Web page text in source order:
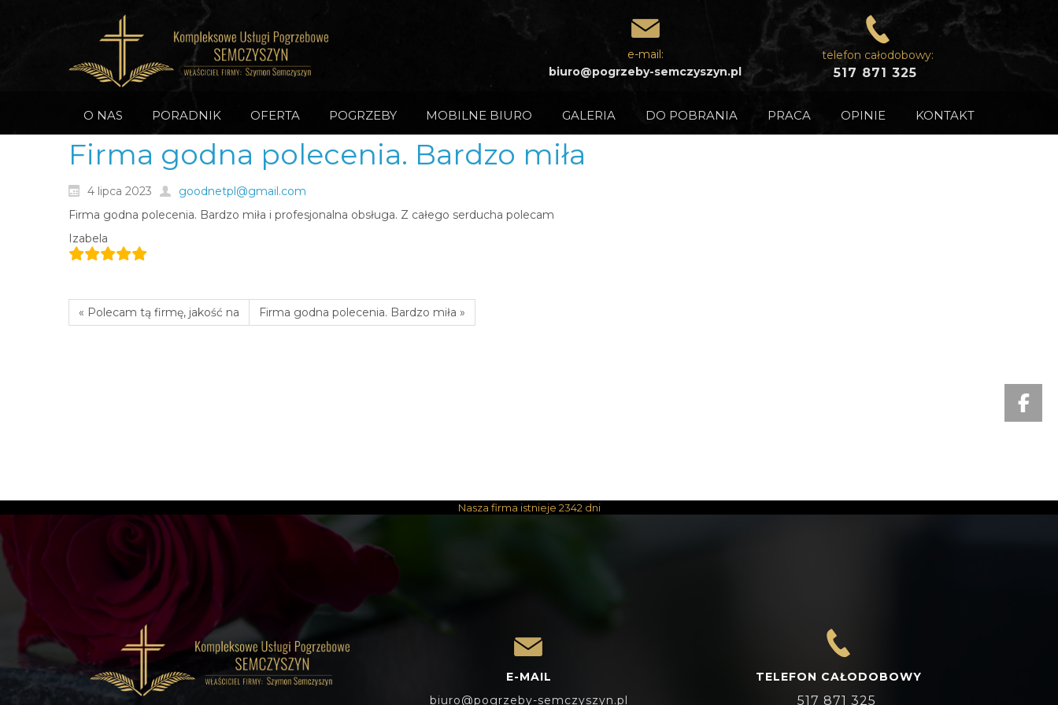
e-mail:
biuro@pogrzeby-semczyszyn.pl
telefon całodobowy:
517 871 325
O NAS PORADNIK OFERTA POGRZEBY MOBILNE BIURO GALERIA DO POBRANIA PRACA OPINIE KONTAKT
Firma godna polecenia. Bardzo miła
4 lipca 2023
goodnetpl@gmail.com
Firma godna polecenia. Bardzo miła i profesjonalna obsługa. Z całego serducha polecam
Izabela
« Polecam tą firmę, jakość na Firma godna polecenia. Bardzo miła »
Nasza firma istnieje 2342 dni
E-MAIL
biuro@pogrzeby-semczyszyn.pl
TELEFON CAŁODOBOWY
517 871 325